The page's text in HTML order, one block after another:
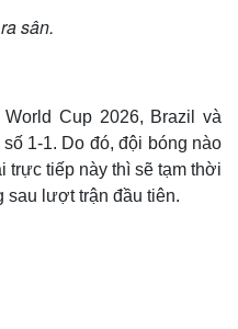
sân.
Cup 2026, Brazil và
1-1. Do đó, đội bóng nào
trực tiếp này thì sẽ tạm thời
sau lượt trận đầu tiên.